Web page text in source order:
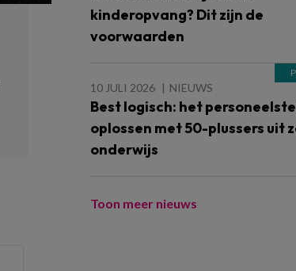
kinderopvang? Dit zijn de
voorwaarden
10 JULI 2026 NIEUWS
Best logisch: het
oplossen met 50-plussers uit
onderwijs
Toon meer nieuws